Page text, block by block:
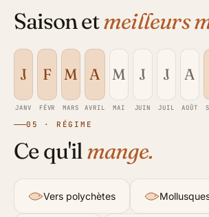
Saison etmeilleurs
J
JANV
F
FÉVR
M
MARS
A
AVRIL
M
MAI
J
JUIN
J
JUIL
A
AOÛT
05 · RÉGIME
Ce qu'ilmange.
Vers polychètes